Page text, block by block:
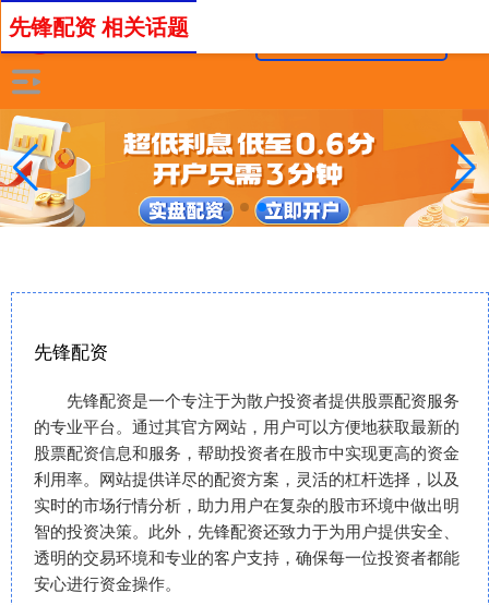
先锋配资
先锋配资是一个专注于为散户投资者提供股票配资服务
的专业平台。通过其官方网站，用户可以方便地获取最新的
股票配资信息和服务，帮助投资者在股市中实现更高的资金
利用率。网站提供详尽的配资方案，灵活的杠杆选择，以及
实时的市场行情分析，助力用户在复杂的股市环境中做出明
智的投资决策。此外，先锋配资还致力于为用户提供安全、
透明的交易环境和专业的客户支持，确保每一位投资者都能
安心进行资金操作。
先锋配资 相关话题